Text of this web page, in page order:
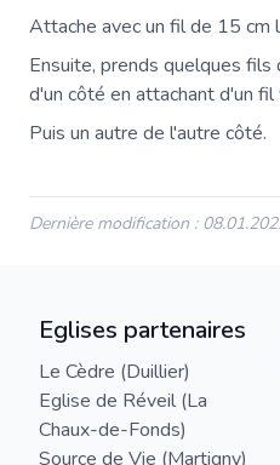
Attache avec un fil de 15 cm
Ensuite, prends quelques fils
d'un côté en attachant d'un fil
Puis un autre de l'autre côté.
Dernière modification :
Eglises partenaires
Le Cèdre (Duillier)
Eglise de Réveil (La
Chaux-de-Fonds)
Source de Vie (Martigny)